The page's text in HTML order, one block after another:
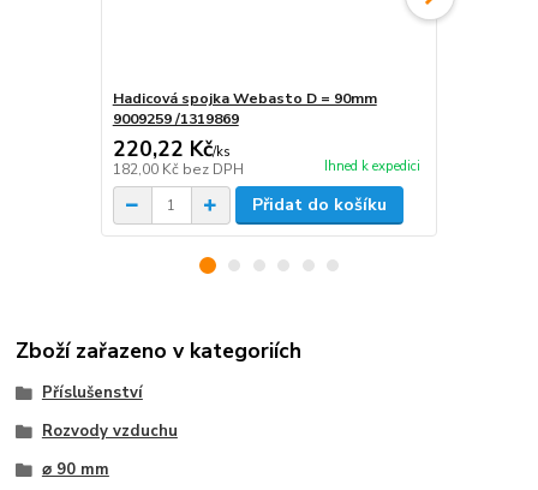
Hadicová spojka Webasto D = 90mm
9009259 /1319869
220,22 Kč/ks
182,00 Kč bez DPH Ihned k expedici
Přidat do košíku
Zboží zařazeno v kategoriích
Příslušenství
Rozvody vzduchu
⌀ 90 mm